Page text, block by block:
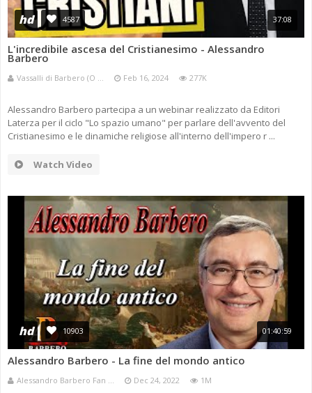
hd 4587 37:08
L'incredibile ascesa del Cristianesimo - Alessandro
Barbero
Vassalli di Barbero (O ... Feb 16, 2024 277K
Alessandro Barbero partecipa a un webinar realizzato da Editori
Laterza per il ciclo "Lo spazio umano" per parlare dell'avvento del
Cristianesimo e le dinamiche religiose all'interno dell'impero r ...
Watch Video
hd 10903 01:40:59
Alessandro Barbero - La fine del mondo antico
Alessandro Barbero Fan ... Dec 24, 2022 1M